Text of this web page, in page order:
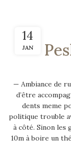
14
JAN
— Ambiance de
d’être
dents meme
politique trouble
à côté. Sinon les
10m à boire un